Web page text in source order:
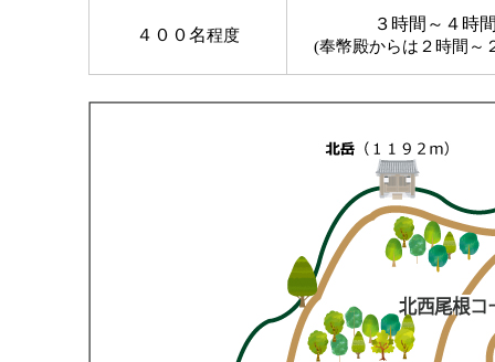
４００名程度
３時間～４時
(奉幣殿からは２時間～